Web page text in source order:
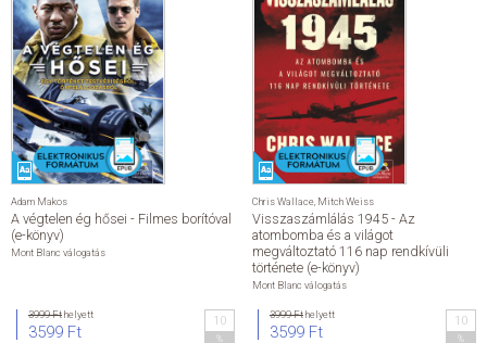
Adam Makos
A végtelen ég hősei - Filmes borítóval
(e-könyv)
Mont Blanc válogatás
3999 Fthelyett
3599 Ft
10
Chris Wallace Mitch Weiss
Visszaszámlálás 1945 - Az
atombomba és a világot
megváltoztató 116 nap rendkívüli
története (e-könyv)
Mont Blanc válogatás
3999 Fthelyett
3599 Ft
10